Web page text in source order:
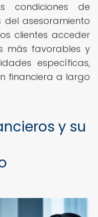
condiciones de
asesoramiento
clientes acceder
más favorables y
específicas,
financiera a largo
y su